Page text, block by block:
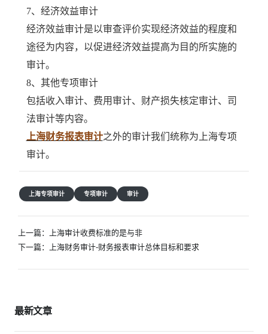
7、经济效益审计
经济效益审计是以审查评价实现经济效益的程度和
途径为内容，以促进经济效益提高为目的所实施的
审计。
8、其他专项审计
包括收入审计、费用审计、财产损失核定审计、司
法审计等内容。
上海财务报表审计之外的审计我们统称为上海专项
审计。
上海专项审计 专项审计 审计
文
章
导
上一篇：
上海审计收费标准的是与非
下一篇：
上海财务审计-财务报表审计总体目标和要求
最新文章